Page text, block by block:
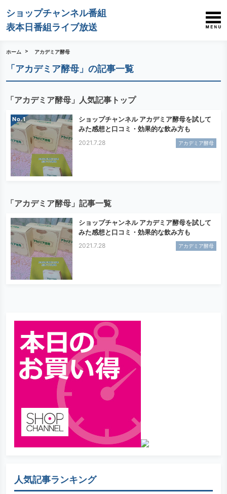
ショップチャンネル番組
表本日番組ライブ放送
ホーム アカデミア酵母
「アカデミア酵母」の記事一覧
「アカデミア酵母」人気記事トップ
No.
ショップチャンネル アカデミア酵母を試して
みた感想と口コミ・効果的な飲み方も
2021.7.28 アカデミア酵母
「アカデミア酵母」記事一覧
ショップチャンネル アカデミア酵母を試して
みた感想と口コミ・効果的な飲み方も
2021.7.28 アカデミア酵母
人気記事ランキング